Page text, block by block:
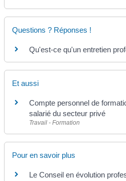
Questions ? Réponses !
Qu'est-ce qu'un entretien
Et aussi
Compte personnel de
salarié du secteur privé
Travail - Formation
Pour en savoir plus
Le Conseil en évolution